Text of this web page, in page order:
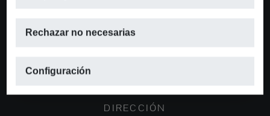
Rechazar no necesarias
Configuración
EMAIL
DIRECCIÓN